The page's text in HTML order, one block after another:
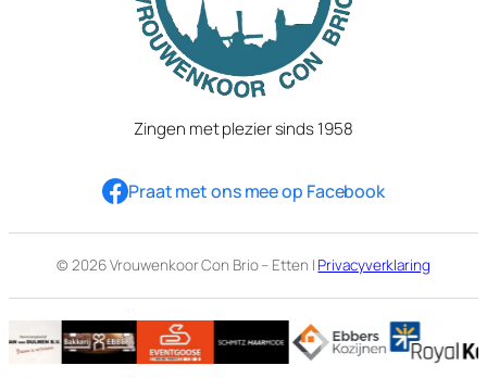
Zingen met plezier sinds 1958
Praat met ons mee op Facebook
© 2026 Vrouwenkoor Con Brio – Etten | Privacyverklaring